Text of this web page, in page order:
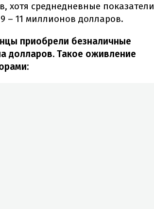
хотя среднедневные показатели
– 11 миллионов долларов.
приобрели безналичные
долларов. Такое оживление